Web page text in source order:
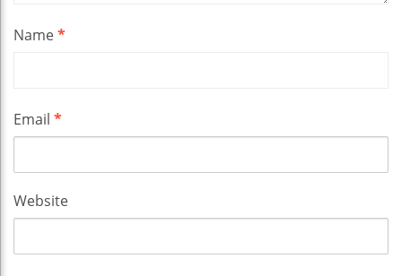
Name*
Email *
Website